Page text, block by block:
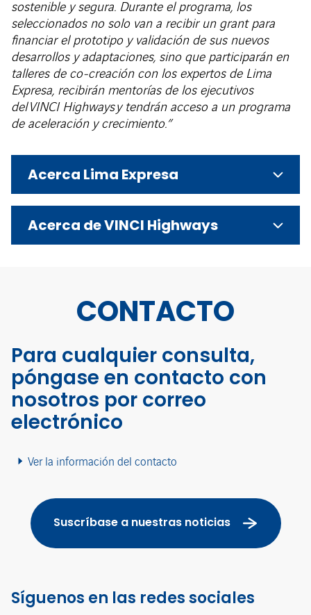
sostenible y segura. Durante el programa, los
seleccionados no solo van a recibir un grant para
financiar el prototipo y validación de sus nuevos
desarrollos y adaptaciones, sino que participarán en
talleres de co-creación con los expertos de Lima
Expresa, recibirán mentorías de los ejecutivos
delVINCI Highwaysy tendrán acceso a un programa
de aceleración y crecimiento.”
Acerca Lima Expresa
Acerca de VINCI Highways
CONTACTO
Para cualquier consulta,
póngase en contacto con
nosotros por correo
electrónico
Ver la información del contacto
Suscríbase a nuestras noticias
Síguenos en las redes sociales